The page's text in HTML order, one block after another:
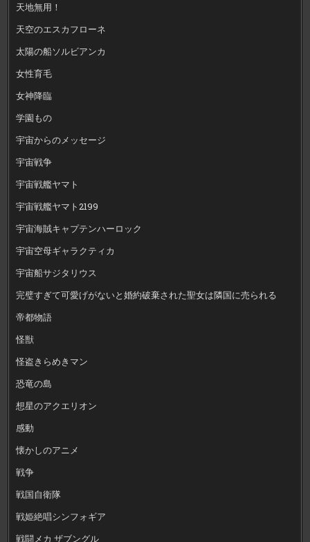
天地無用！
天空のエスカフローネ
太陽の船ソルビアンカ
女性育毛
女神降臨
学園もの
宇宙からのメッセージ
宇宙戦争
宇宙戦艦ヤマト
宇宙戦艦ヤマト2199
宇宙海賊キャプテンハーロック
宇宙空母ギャラクティカ
宇宙船サジタリウス
完璧すぎて可愛げがないと婚約破棄された聖女は隣国に売られる
帝都物語
怪獣
怪盗きらめきマン
恐竜の島
想星のアクエリオン
感動
懐かしのアニメ
戦争
戦国自衛隊
戦姫絶唱シンフォギア
戦闘メカ ザブングル